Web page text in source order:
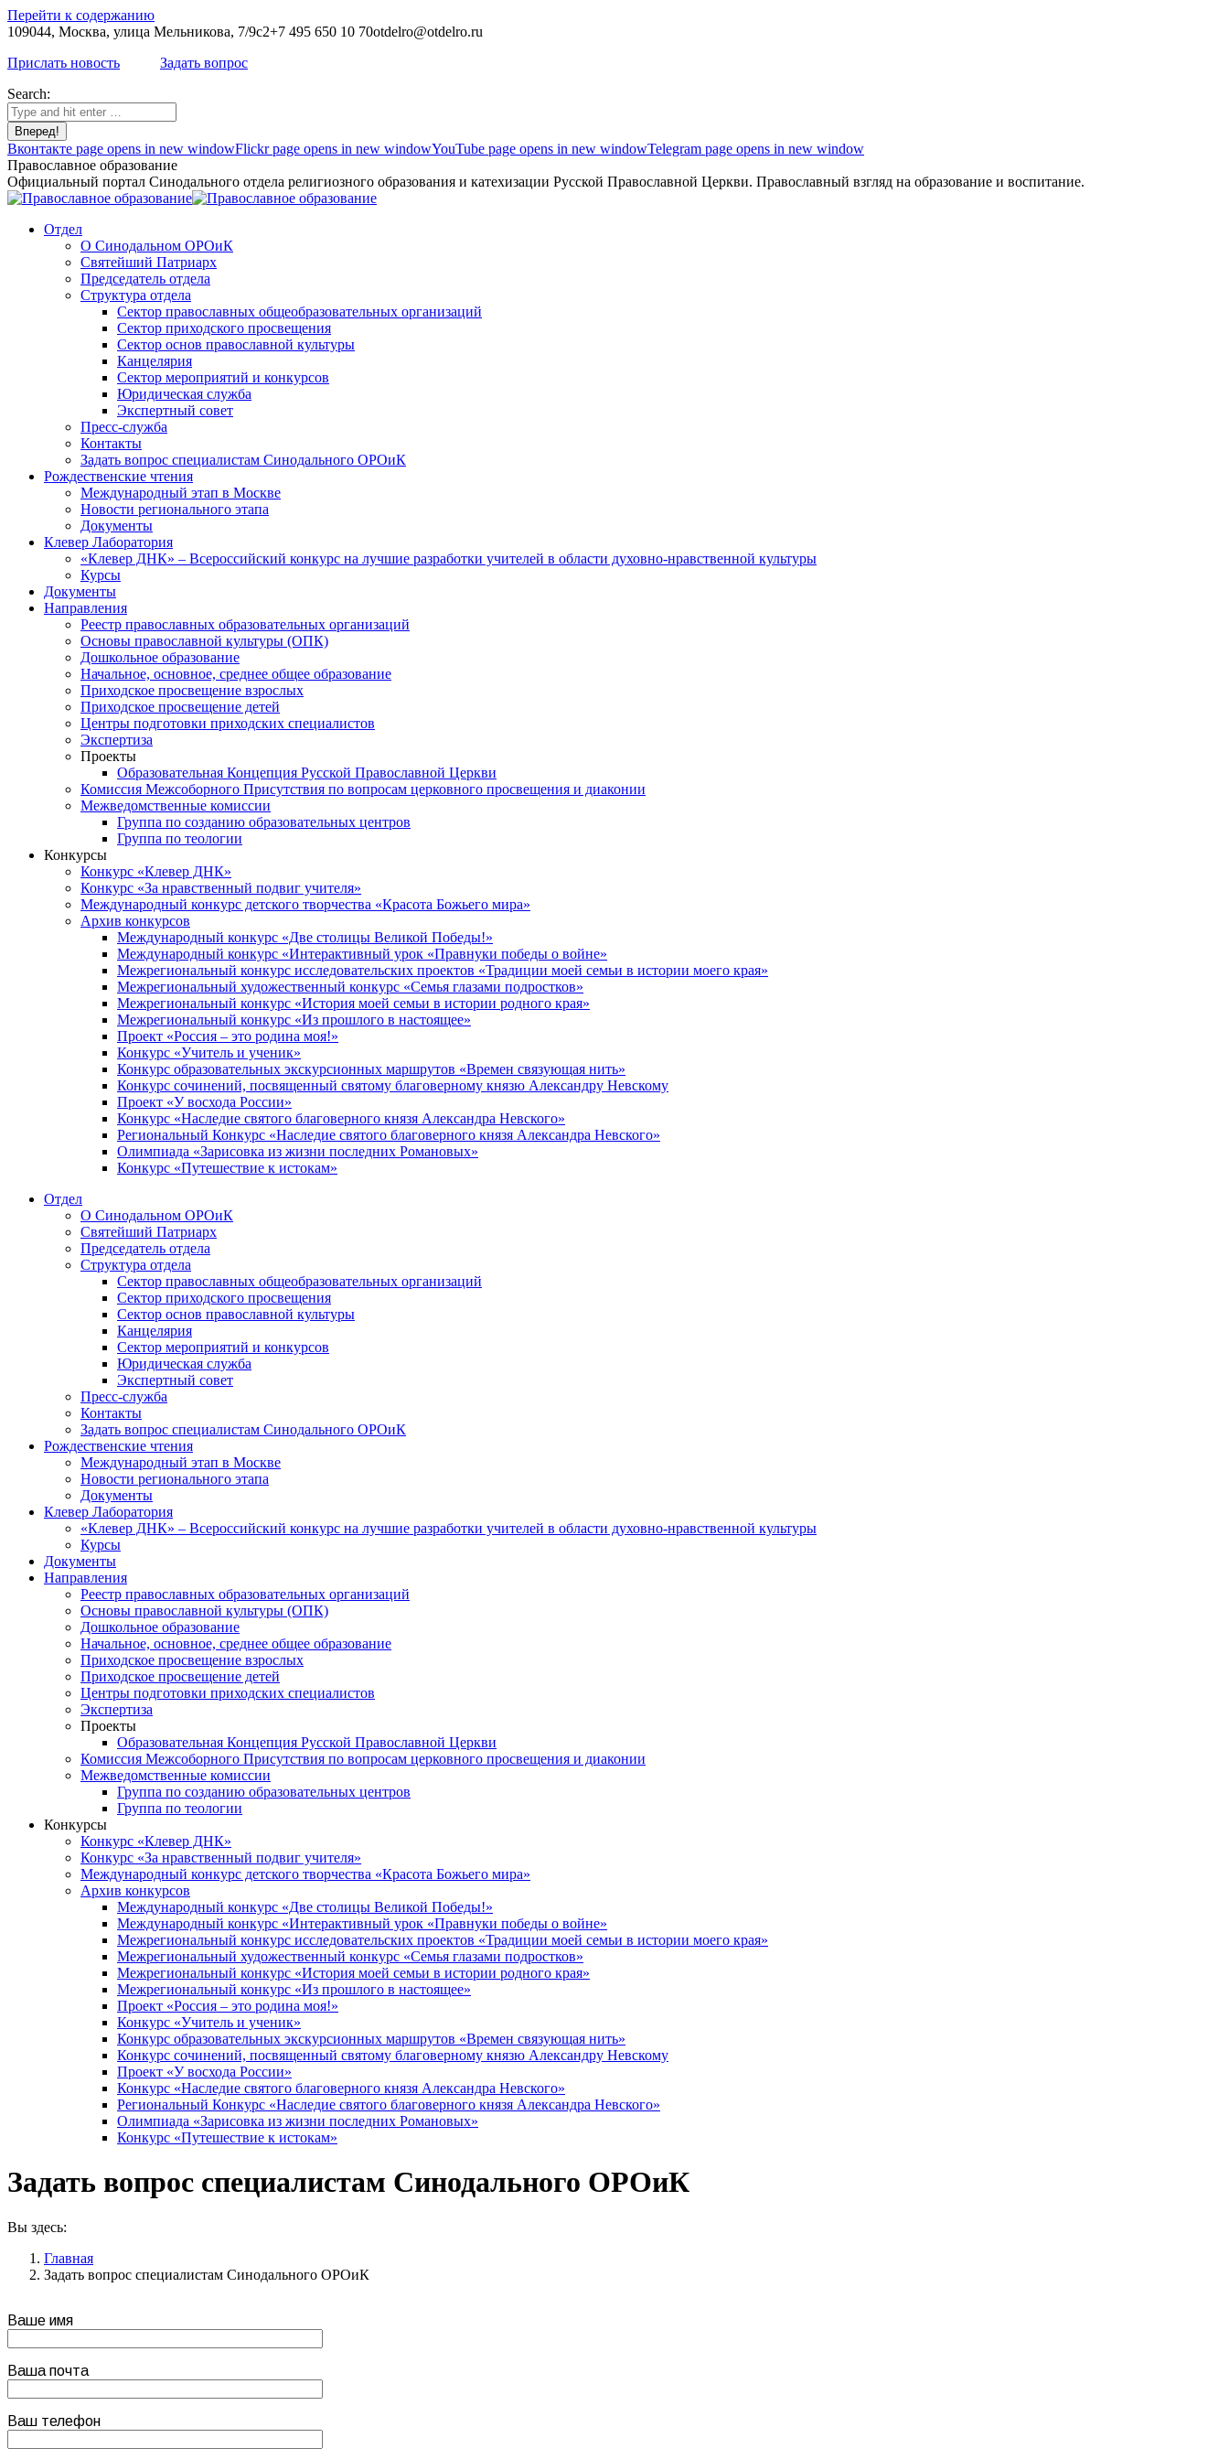
Перейти к содержанию
109044, Москва, улица Мельникова, 7/9с2+7 495 650 10 70otdelro@otdelro.ru
Прислать новость
Задать вопрос
Search:
Вконтакте page opens in new windowFlickr page opens in new windowYouTube page opens in new windowTelegram page opens in new window
Православное образование
Официальный портал Синодального отдела религиозного образования и катехизации Русской Православной Церкви. Православный взгляд на образование и воспитание.
Отдел
О Синодальном ОРОиК
Святейший Патриарх
Председатель отдела
Структура отдела
Сектор православных общеобразовательных организаций
Сектор приходского просвещения
Сектор основ православной культуры
Канцелярия
Сектор мероприятий и конкурсов
Юридическая служба
Экспертный совет
Пресс-служба
Контакты
Задать вопрос специалистам Синодального ОРОиК
Рождественские чтения
Международный этап в Москве
Новости регионального этапа
Документы
Клевер Лаборатория
«Клевер ДНК» – Всероссийский конкурс на лучшие разработки учителей в области духовно-нравственной культуры
Курсы
Документы
Направления
Реестр православных образовательных организаций
Основы православной культуры (ОПК)
Дошкольное образование
Начальное, основное, среднее общее образование
Приходское просвещение взрослых
Приходское просвещение детей
Центры подготовки приходских специалистов
Экспертиза
Проекты
Образовательная Концепция Русской Православной Церкви
Комиссия Межсоборного Присутствия по вопросам церковного просвещения и диаконии
Межведомственные комиссии
Группа по созданию образовательных центров
Группа по теологии
Конкурсы
Конкурс «Клевер ДНК»
Конкурс «За нравственный подвиг учителя»
Международный конкурс детского творчества «Красота Божьего мира»
Архив конкурсов
Международный конкурс «Две столицы Великой Победы!»
Международный конкурс «Интерактивный урок «Правнуки победы о войне»
Межрегиональный конкурс исследовательских проектов «Традиции моей семьи в истории моего края»
Межрегиональный художественный конкурс «Семья глазами подростков»
Межрегиональный конкурс «История моей семьи в истории родного края»
Межрегиональный конкурс «Из прошлого в настоящее»
Проект «Россия – это родина моя!»
Конкурс «Учитель и ученик»
Конкурс образовательных экскурсионных маршрутов «Времен связующая нить»
Конкурс сочинений, посвященный святому благоверному князю Александру Невскому
Проект «У восхода России»
Конкурс «Наследие святого благоверного князя Александра Невского»
Региональный Конкурс «Наследие святого благоверного князя Александра Невского»
Олимпиада «Зарисовка из жизни последних Романовых»
Конкурс «Путешествие к истокам»
Отдел
О Синодальном ОРОиК
Святейший Патриарх
Председатель отдела
Структура отдела
Сектор православных общеобразовательных организаций
Сектор приходского просвещения
Сектор основ православной культуры
Канцелярия
Сектор мероприятий и конкурсов
Юридическая служба
Экспертный совет
Пресс-служба
Контакты
Задать вопрос специалистам Синодального ОРОиК
Рождественские чтения
Международный этап в Москве
Новости регионального этапа
Документы
Клевер Лаборатория
«Клевер ДНК» – Всероссийский конкурс на лучшие разработки учителей в области духовно-нравственной культуры
Курсы
Документы
Направления
Реестр православных образовательных организаций
Основы православной культуры (ОПК)
Дошкольное образование
Начальное, основное, среднее общее образование
Приходское просвещение взрослых
Приходское просвещение детей
Центры подготовки приходских специалистов
Экспертиза
Проекты
Образовательная Концепция Русской Православной Церкви
Комиссия Межсоборного Присутствия по вопросам церковного просвещения и диаконии
Межведомственные комиссии
Группа по созданию образовательных центров
Группа по теологии
Конкурсы
Конкурс «Клевер ДНК»
Конкурс «За нравственный подвиг учителя»
Международный конкурс детского творчества «Красота Божьего мира»
Архив конкурсов
Международный конкурс «Две столицы Великой Победы!»
Международный конкурс «Интерактивный урок «Правнуки победы о войне»
Межрегиональный конкурс исследовательских проектов «Традиции моей семьи в истории моего края»
Межрегиональный художественный конкурс «Семья глазами подростков»
Межрегиональный конкурс «История моей семьи в истории родного края»
Межрегиональный конкурс «Из прошлого в настоящее»
Проект «Россия – это родина моя!»
Конкурс «Учитель и ученик»
Конкурс образовательных экскурсионных маршрутов «Времен связующая нить»
Конкурс сочинений, посвященный святому благоверному князю Александру Невскому
Проект «У восхода России»
Конкурс «Наследие святого благоверного князя Александра Невского»
Региональный Конкурс «Наследие святого благоверного князя Александра Невского»
Олимпиада «Зарисовка из жизни последних Романовых»
Конкурс «Путешествие к истокам»
Задать вопрос специалистам Синодального ОРОиК
Вы здесь:
Главная
Задать вопрос специалистам Синодального ОРОиК
Ваше имя
Ваша почта
Ваш телефон